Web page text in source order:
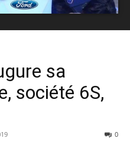
sa
société 6S,
0